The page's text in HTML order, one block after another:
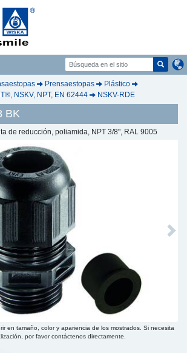
Prensaestopas
Plástico
NSKV, NPT, EN 62444
NSKV-RDE
BK
de reducción, poliamida, NPT 3/8", RAL 9005
Next
en tamaño, color y apariencia de los mostrados. Si necesita
por favor contáctenos directamente.